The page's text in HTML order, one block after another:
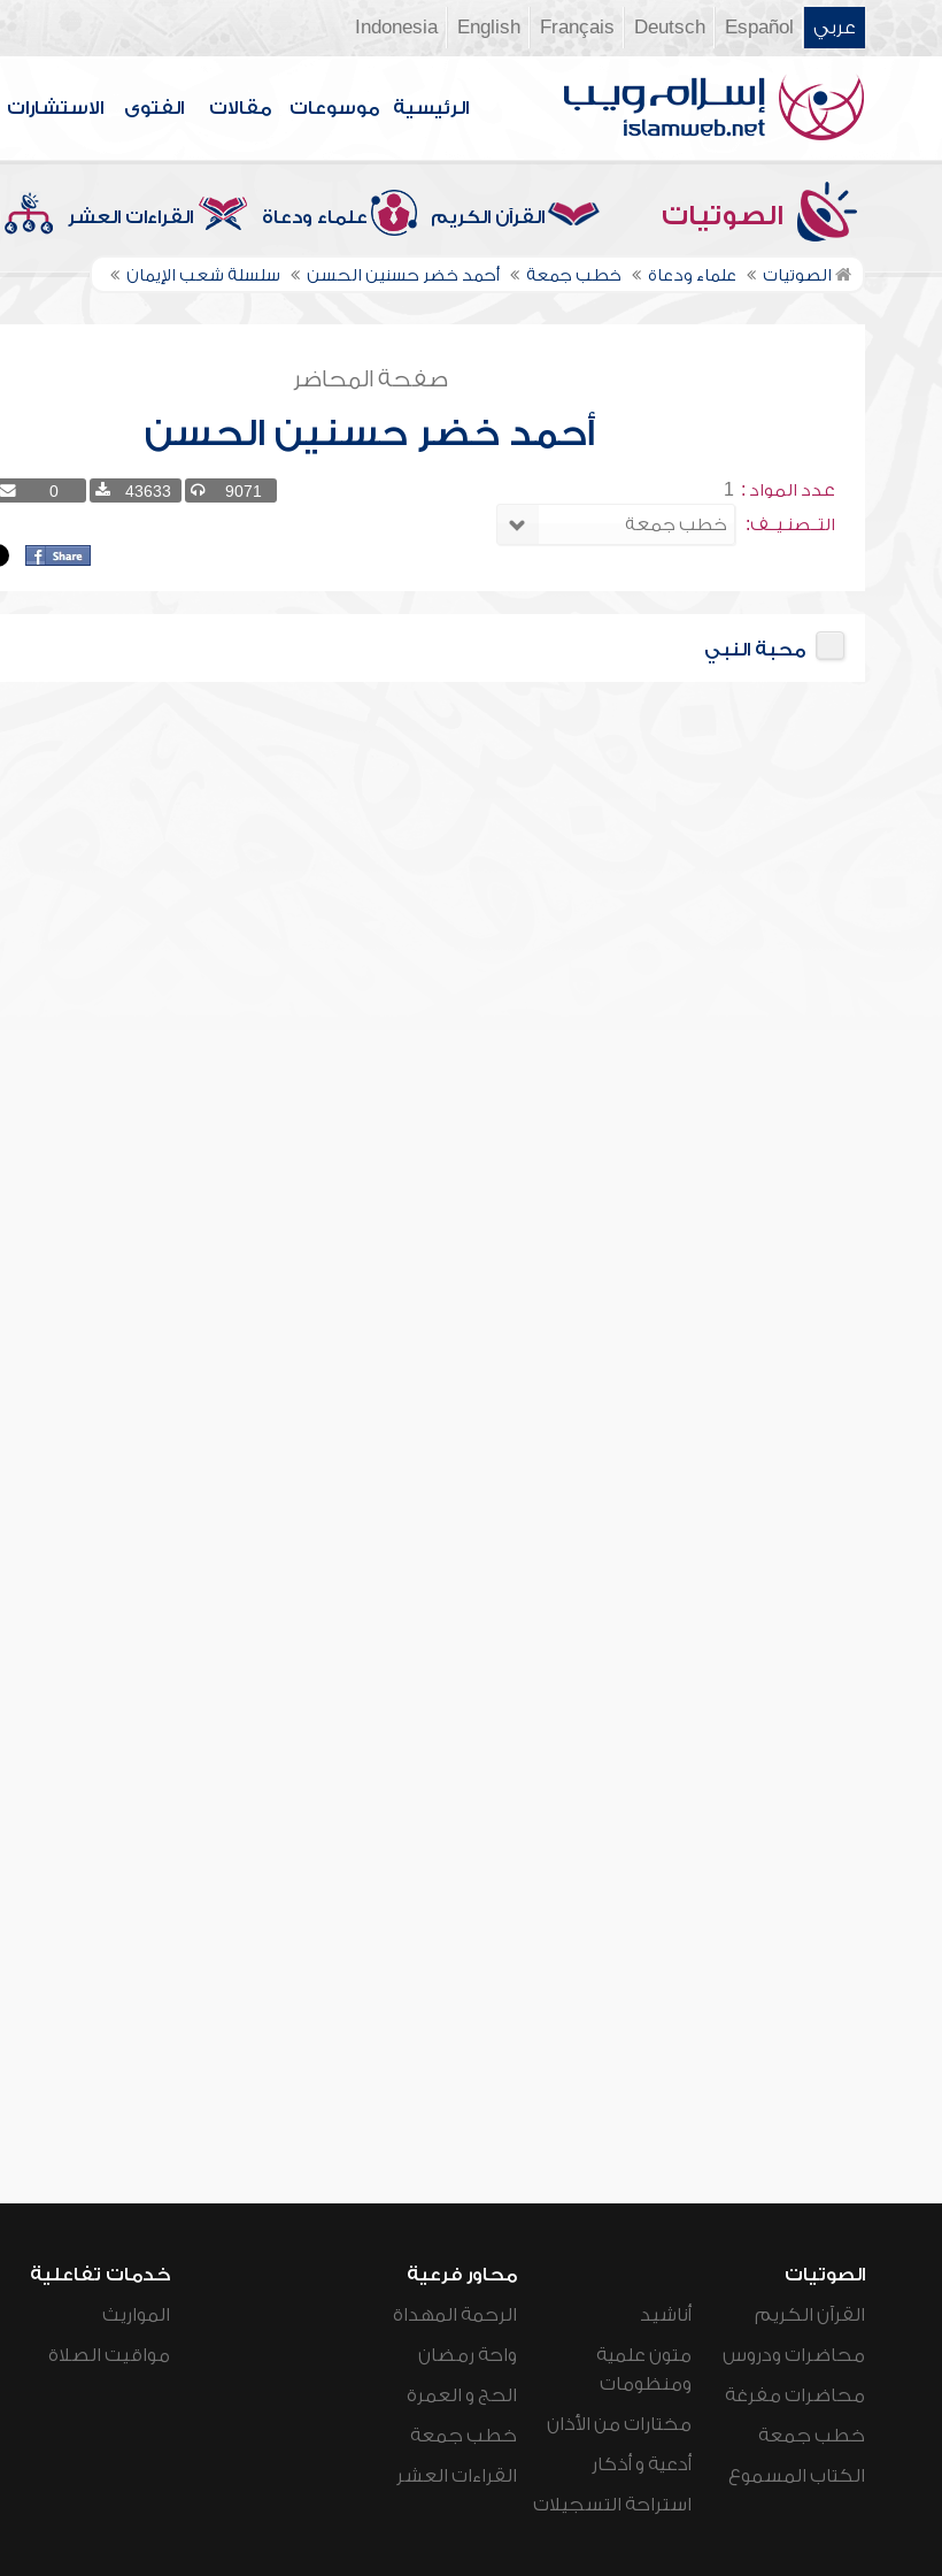
عربي Español
Deutsch
Français
English
Indonesia
الرئيسية موسوعات مقالات الفتوى الاستشارات
الصوتيات القرآن الكريم علماء ودعاة القراءات العشر
الصوتيات علماء ودعاة خطب جمعة أحمد خضر حسنين الحسن سلسلة شعب الإيمان
صفحة المحاضر
أحمد خضر حسنين الحسن
عدد المواد : 1
التــصنـيــف:
9071
43633
0
محبة النبي
الصوتيات
القرآن الكريم
محاضرات ودروس
محاضرات مفرغة
خطب جمعة
الكتاب المسموع
أناشيد
متون علمية
ومنظومات
مختارات من الأذان
أدعية و أذكار
استراحة التسجيلات
محاور فرعية
الرحمة المهداة
واحة رمضان
الحج و العمرة
خطب جمعة
القراءات العشر
خدمات تفاعلية
المواريث
مواقيت الصلاة